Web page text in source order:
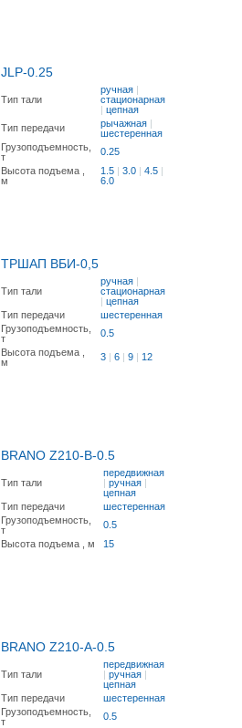
JLP-0.25
Тип тали
ручная |
стационарная
| цепная
Тип передачи
рычажная |
шестеренная
Грузоподъемность,
т
0.25
Высота подъема ,
м
1.5 | 3.0 | 4.5 |
6.0
ТРШАП ВБИ-0,5
Тип тали
ручная |
стационарная
| цепная
Тип передачи
шестеренная
Грузоподъемность,
т
0.5
Высота подъема ,
м
3 | 6 | 9 | 12
BRANO Z210-B-0.5
Тип тали
передвижная
| ручная |
цепная
Тип передачи
шестеренная
Грузоподъемность,
т
0.5
Высота подъема , м
15
BRANO Z210-А-0.5
Тип тали
передвижная
| ручная |
цепная
Тип передачи
шестеренная
Грузоподъемность,
т
0.5